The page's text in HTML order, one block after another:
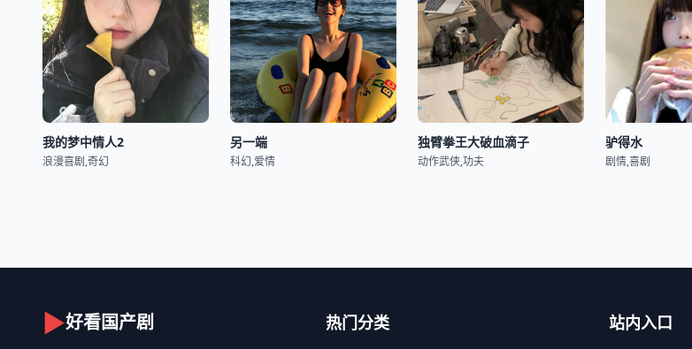
我的梦中情人2
浪漫喜剧,奇幻
另一端
科幻,爱情
独臂拳王大破血滴子
动作武侠,功夫
驴得水
剧情,喜剧
▶好看国产剧 热门分类 站内入口